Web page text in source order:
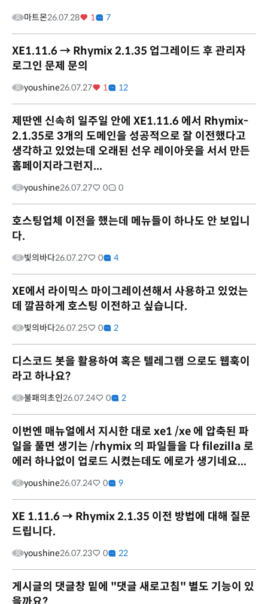
마트몬26.07.28 1 7
XE1.11.6 → Rhymix 2.1.35 업그레이드 후 관리자
로그인 문제 문의
youshine26.07.27 1 12
제딴엔 신속히 일주일 안에 XE1.11.6 에서 Rhymix-
2.1.35로 3개의 도메인을 성공적으로 잘 이전했다고
생각하고 있었는데 오래된 선우 레이아웃을 서서 만든
홈페이지라그런지...
youshine26.07.27 0 0
호스팅업체 이전을 했는데 메뉴들이 하나도 안 보입니
다.
빛의바다26.07.27 0 4
XE에서 라이믹스 마이그레이션해서 사용하고 있었는
데 깔끔하게 호스팅 이전하고 싶습니다.
빛의바다26.07.25 0 2
디스코드 봇을 활용하여 혹은 텔레그램 으로도 웹훅이
라고 하나요?
불패의초인26.07.24 0 2
이번엔 매뉴얼에서 지시한 대로 xe1 /xe 에 압축된 파
일을 풀면 생기는 /rhymix 의 파일들을 다 filezilla 로
에러 하나없이 업로드 시켰는데도 에로가 생기네요...
youshine26.07.24 0 9
XE 1.11.6 → Rhymix 2.1.35 이전 방법에 대해 질문
드립니다.
youshine26.07.23 0 22
게시글의 댓글창 밑에 "댓글 새로고침" 별도 기능이 있